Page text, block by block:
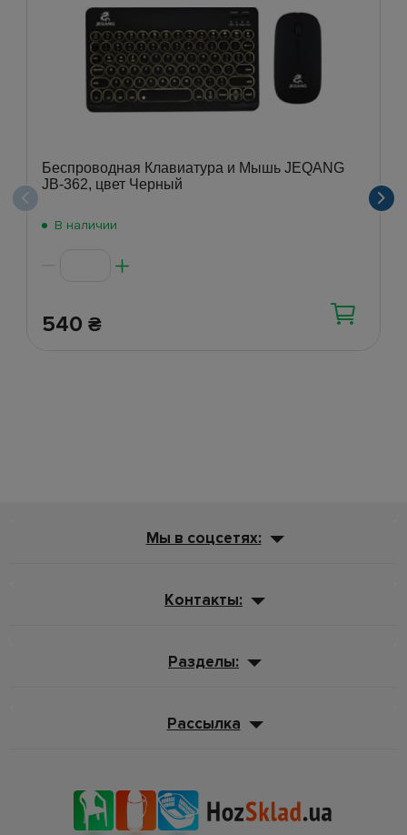
Беспроводная Клавиатура и Мышь JEQANG
JB-362, цвет Черный
В наличии
540 ₴
Мы в соцсетях:
Контакты:
Разделы:
Рассылка